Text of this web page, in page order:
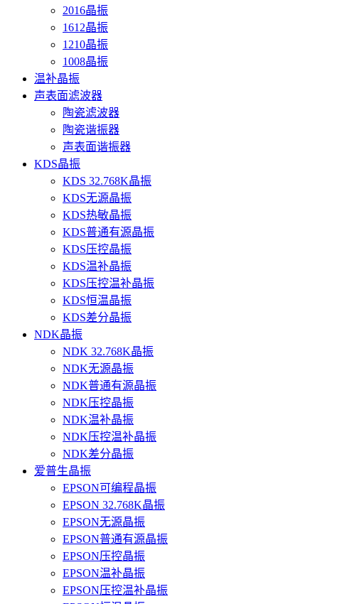
2016晶振
1612晶振
1210晶振
1008晶振
温补晶振
声表面滤波器
陶瓷滤波器
陶瓷谐振器
声表面谐振器
KDS晶振
KDS 32.768K晶振
KDS无源晶振
KDS热敏晶振
KDS普通有源晶振
KDS压控晶振
KDS温补晶振
KDS压控温补晶振
KDS恒温晶振
KDS差分晶振
NDK晶振
NDK 32.768K晶振
NDK无源晶振
NDK普通有源晶振
NDK压控晶振
NDK温补晶振
NDK压控温补晶振
NDK差分晶振
爱普生晶振
EPSON可编程晶振
EPSON 32.768K晶振
EPSON无源晶振
EPSON普通有源晶振
EPSON压控晶振
EPSON温补晶振
EPSON压控温补晶振